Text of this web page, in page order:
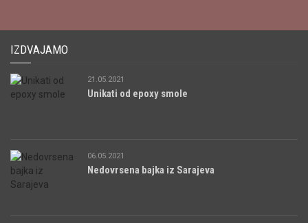
IZDVAJAMO
21.05.2021
Unikati od epoxy smole
06.05.2021
Nedovrsena bajka iz Sarajeva